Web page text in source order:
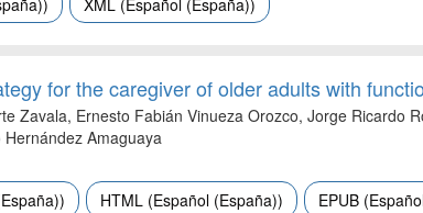
XML (Español (España))
for the caregiver of older adults with
Zavala, Ernesto Fabián Vinueza Orozco, Jorge Ricardo
Amaguaya
HTML (Español (España))
EPUB